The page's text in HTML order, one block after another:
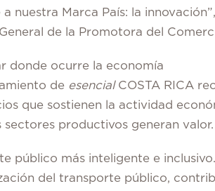
a nuestra Marca País: la
de la Promotora del
donde ocurre la economía
de esencialCOSTA RICA
que sostienen la actividad
sectores productivos generan valor.
público más inteligente e inclusivo.
del transporte público,